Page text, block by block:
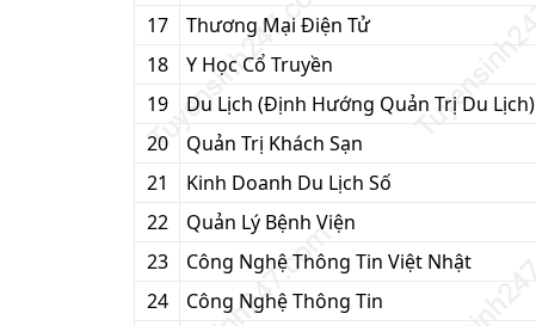
17
Thương Mại Điện Tử
18
Y Học Cổ Truyền
19
Du Lịch (Định Hướng Quản Trị Du Lịch)
20
Quản Trị Khách Sạn
21
Kinh Doanh Du Lịch Số
22
Quản Lý Bệnh Viện
23
Công Nghệ Thông Tin Việt Nhật
24
Công Nghệ Thông Tin